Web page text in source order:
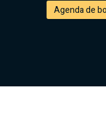
Agenda de